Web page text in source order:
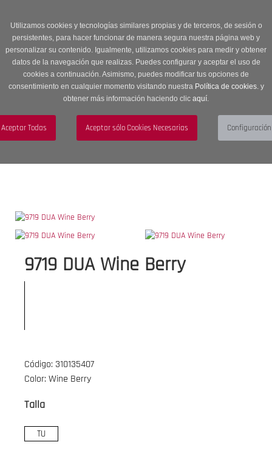
Utilizamos cookies y tecnologías similares propias y de terceros, de sesión o
persistentes, para hacer funcionar de manera segura nuestra página web y
personalizar su contenido. Igualmente, utilizamos cookies para medir y obtener
datos de la navegación que realizas. Puedes configurar y aceptar el uso de
cookies a continuación. Asimismo, puedes modificar tus opciones de
consentimiento en cualquier momento visitando nuestra Política de cookies.y
obtener más información haciendo clic aquí.
descuento en Sección OUTLET con código OUTLET20
navigation
Menú
9719 DUA Wine Berry
Código: 310135407
Color: Wine Berry
Talla
TU